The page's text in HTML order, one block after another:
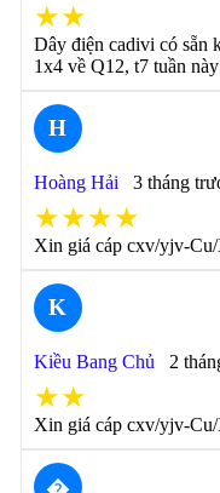
★★
Dây điện cadivi có sẵn
1x4 về Q12, t7 tuần
H
Hoàng Hải 3 tháng
★★★★
Xin giá cáp cxv/yjv-
K
Kiều Bang Chủ 2
★★
Xin giá cáp cxv/yjv-